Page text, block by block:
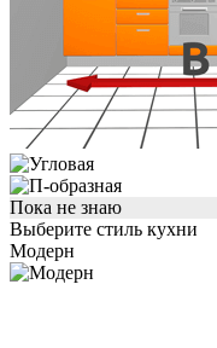
Пока не знаю
Выберите стиль кухни
Модерн